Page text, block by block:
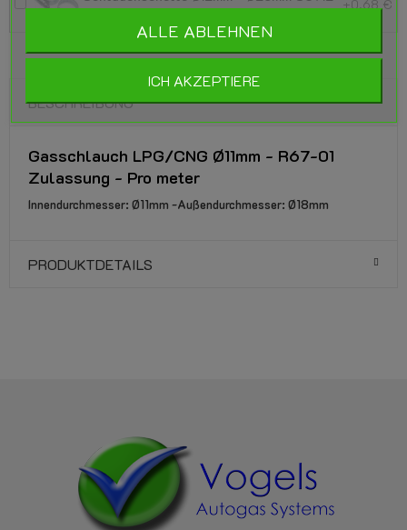
20 - pro Stück
+0,68 €
BESCHREIBUNG
Gasschlauch LPG/CNG Ø11mm - R67-01
Zulassung - Pro meter
Innendurchmesser: Ø11mm -Außendurchmesser: Ø18mm
PRODUKTDETAILS
ALLE ABLEHNEN
ICH AKZEPTIERE